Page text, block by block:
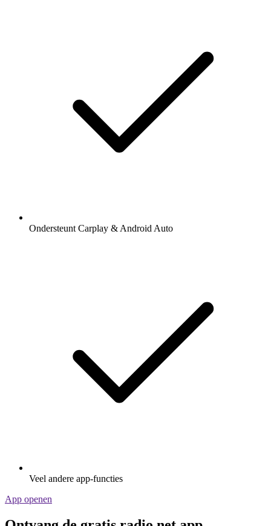
Ondersteunt Carplay & Android Auto
Veel andere app-functies
App openen